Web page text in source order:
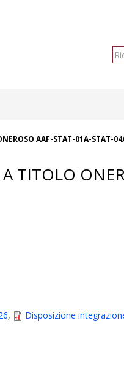
AAF-STAT-01A-STAT-
TITOLO
, Disposizione